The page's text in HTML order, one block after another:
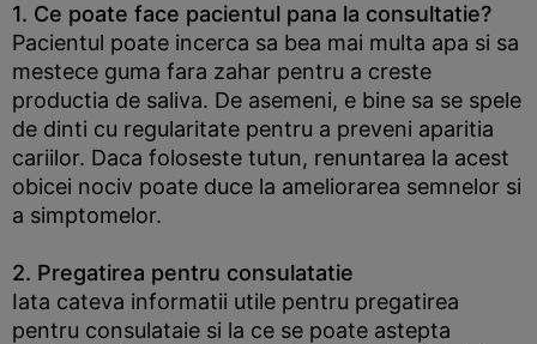
1. Ce poate face pacientul pana la consultatie?
Pacientul poate incerca sa bea mai multa apa si sa
mestece guma fara zahar pentru a creste
productia de saliva. De asemeni, e bine sa se spele
de dinti cu regularitate pentru a preveni aparitia
cariilor. Daca foloseste tutun, renuntarea la acest
obicei nociv poate duce la ameliorarea semnelor si
a simptomelor.
2. Pregatirea pentru consulatatie
Iata cateva informatii utile pentru pregatirea
pentru consulataie si la ce se poate astepta